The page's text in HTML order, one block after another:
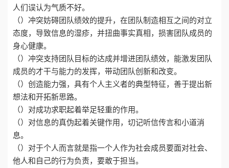
人们误认为气质不好。
（）冲突妨碍团队绩效的提升，在团队制造相互之间的对立
态度，导致信息的湿疹，并扭曲事实真相，损害团队成员的
身心健康。
（）冲突支持团队目标的达成并增进团队绩效，能激发团队
成员的才干与能力的发挥，带动团队创新和改变。
（）创造能力强，具有个人主义者的典型特征，善于提出新
想法和开拓新思路。
（）对成功求职起着举足轻重的作用。
（）对信息的真伪起着关键作用，切记听信传言和小道消
息。
（）对于个人而言就是指一个人作为社会成员要面对社会、
他人和自己的行为负责，要敢于担当。